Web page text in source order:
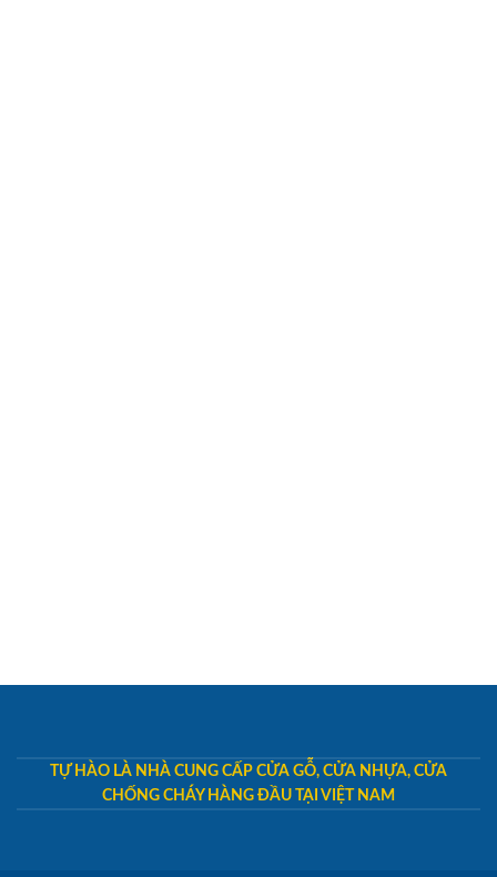
TỰ HÀO LÀ NHÀ CUNG CẤP CỬA GỖ, CỬA NHỰA, CỬA
CHỐNG CHÁY HÀNG ĐẦU TẠI VIỆT NAM